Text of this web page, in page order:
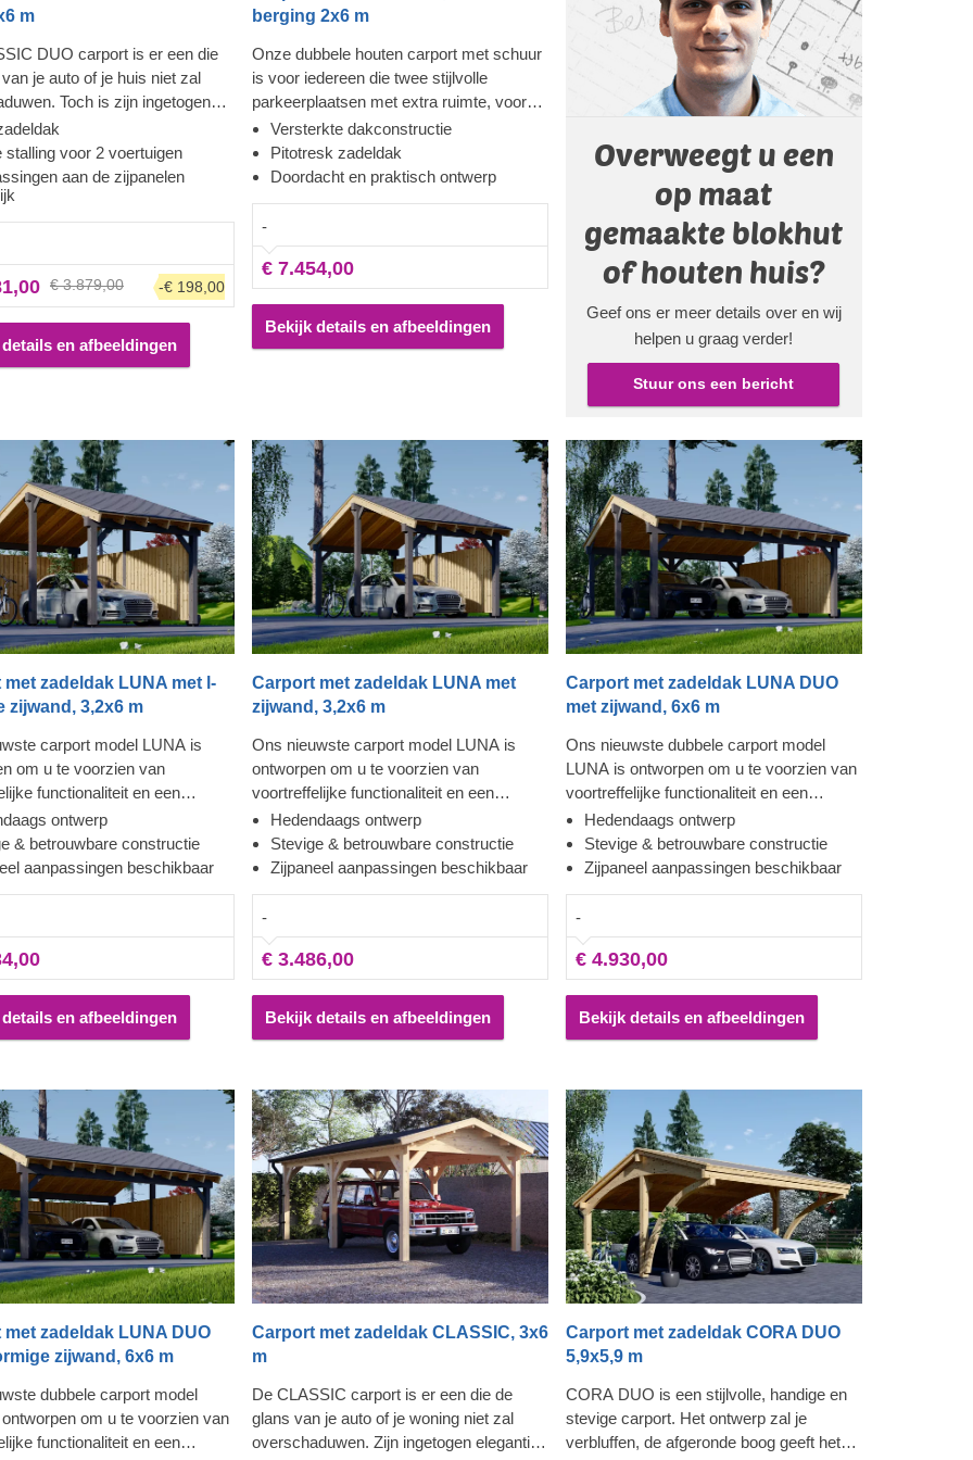
m
DUO carport is er een die
je auto of je huis niet zal
Toch is zijn ingetogen
erg aantrekkelijk, en het
– betrouwbaar. Je hebt
toegang vanaf elke kant van de
om hem te repareren, schoon
of te controleren, met wat
voor opslag. Dit kan een snel
dat meteen veel rust geeft
in elkaar zit. De optionele
ook helpen om een of twee
deze carport af te sluiten voor
stalling voor 2 voertuigen
aan de zijpanelen
€ 3.879,00 -€ 198,00
en afbeeldingen
berging 2x6 m
Onze dubbele houten carport met schuur
is voor iedereen die twee stijlvolle
parkeerplaatsen met extra ruimte, voor
opberging of om te loungen, wilt hebben.
Uw auto's zullen altijd aan uw zijde staan,
wat erg handig is als u uw banden aan het
carport is een genot - een moderne
uitstraling, voldoende ruimte en een
degelijke bescherming om uw auto's dag
en nacht tegen vlekken te beschermen.
Dit is eankoop waar u geen spijt van zult
Versterkte dakconstructie
Pitotresk zadeldak
Doordacht en praktisch ontwerp
-
€ 7.454,00
Bekijk details en afbeeldingen
Overweegt u een
op maat
gemaakte blokhut
of houten huis?
Geef ons er meer details over en wij
helpen u graag verder!
Stuur ons een bericht
zadeldak LUNA met l-
zijwand, 3,2x6 m
carport model LUNA is
om u te voorzien van
functionaliteit en een
uitstraling. Met een stijlvolle
vorm, strakke constructie en
zadeldak, deze prachtig
De mogelijkheid om uit een
te kiezen zorgt ervoor
carportmodel kunt
op de manier die het beste
past.
ontwerp
& betrouwbare constructie
aanpassingen beschikbaar
en afbeeldingen
Carport met zadeldak LUNA met
zijwand, 3,2x6 m
Ons nieuwste carport model LUNA is
ontworpen om u te voorzien van
voortreffelijke functionaliteit en een
hedendaagse uitstraling. Met een stijlvolle
moderne vorm, strakke constructie en
een traditioneel zadeldak, deze prachtig
achtertuin. De mogelijkheid om uit een
aantal zijpanelen te kiezen zorgt ervoor
dat u de het carportmodel kunt
samenstellen op de manier die het beste
bij uw wensen past.
Hedendaags ontwerp
Stevige & betrouwbare constructie
Zijpaneel aanpassingen beschikbaar
-
€ 3.486,00
Bekijk details en afbeeldingen
Carport met zadeldak LUNA DUO
met zijwand, 6x6 m
Ons nieuwste dubbele carport model
LUNA is ontworpen om u te voorzien van
voortreffelijke functionaliteit en een
hedendaagse uitstraling. Met een stijlvolle
moderne vorm, strakke constructie en
een traditioneel zadeldak, deze prachtig
achtertuin. De mogelijkheid om uit een
aantal zijpanelen te kiezen zorgt ervoor
dat u de het carportmodel kunt
samenstellen op de manier die het beste
bij uw wensen past.
Hedendaags ontwerp
Stevige & betrouwbare constructie
Zijpaneel aanpassingen beschikbaar
-
€ 4.930,00
Bekijk details en afbeeldingen
zadeldak LUNA DUO
zijwand, 6x6 m
dubbele carport model
om u te voorzien van
functionaliteit en een
Carport met zadeldak CLASSIC, 3x6
m
De CLASSIC carport is er een die de
glans van je auto of je woning niet zal
overschaduwen. Zijn ingetogen elegantie
Carport met zadeldak CORA DUO
5,9x5,9 m
CORA DUO is een stijlvolle, handige en
stevige carport. Het ontwerp zal je
verbluffen, de afgeronde boog geeft het